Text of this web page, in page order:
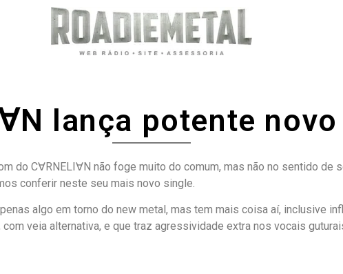
lança potente
do C∀RNELI∀N não foge muito do comum, mas não no sentido de
conferir neste seu mais novo single.
algo em torno do new metal, mas tem mais coisa aí, inclusive
veia alternativa, e que traz agressividade extra nos vocais